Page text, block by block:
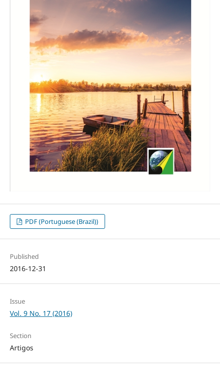
PDF (Portuguese (Brazil))
Published
2016-12-31
Issue
Vol. 9 No. 17 (2016)
Section
Artigos